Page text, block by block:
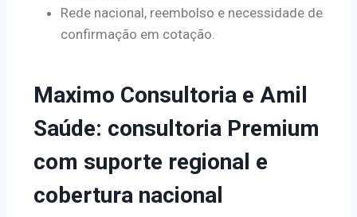
Rede nacional, reembolso e necessidade de
confirmação em cotação.
Maximo Consultoria e Amil
Saúde: consultoria Premium
com suporte regional e
cobertura nacional